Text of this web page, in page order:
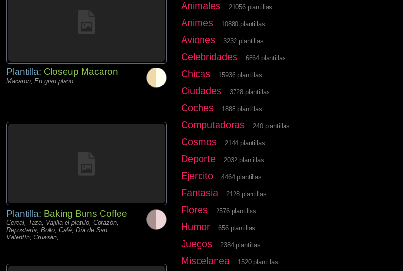
Plantilla: Closeup Macaron
Macaron, En gran plano,
Plantilla: Baking Buns Coffee
Cereal, Taza, Vajilla el platillo, Corazón,
Repostería, Bollo, Café, Día de San
Valentín, Cruasán,
Animales 21056 plantillas
Animes 10880 plantillas
Aviones 3232 plantillas
Celebridades 6864 plantillas
Chicas 15936 plantillas
Ciudades 3728 plantillas
Coches 1888 plantillas
Computadoras 240 plantillas
Cosmos 2144 plantillas
Deporte 2032 plantillas
Ejercito 4464 plantillas
Fantasia 2128 plantillas
Flores 2576 plantillas
Humor 656 plantillas
Juegos 2384 plantillas
Miscelanea 1520 plantillas